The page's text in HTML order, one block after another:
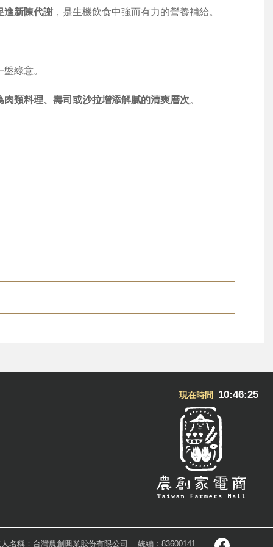
進新陳代謝 ，是生機飲食中強而有力的營養補給。
綠意。
肉類料理、壽司或沙拉增添解膩的清爽層次。
現在時間 10:46:25
人名稱：台灣農創興業股份有限公司 統編：83600141